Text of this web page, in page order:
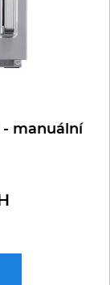
- manuální